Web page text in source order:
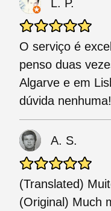
L. P.
O serviço é
penso duas
Algarve e em
dúvida nenhuma!
A. S.
(Translated)
(Original) Much